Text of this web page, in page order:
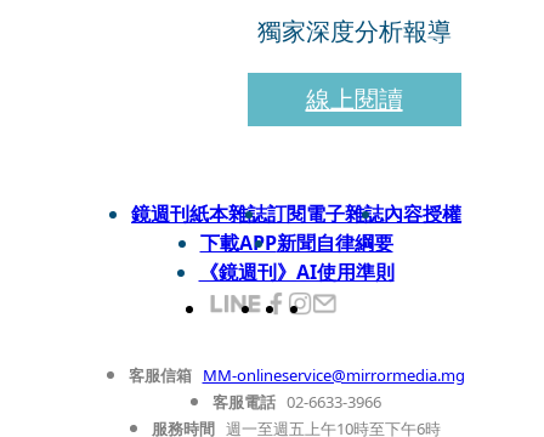
獨家深度分析報導
線上閱讀
鏡週刊紙本雜誌訂閱電子雜誌內容授權
下載APP新聞自律綱要
《鏡週刊》AI使用準則
客服信箱 MM-onlineservice@mirrormedia.mg
客服電話 02-6633-3966
服務時間 週一至週五上午10時至下午6時